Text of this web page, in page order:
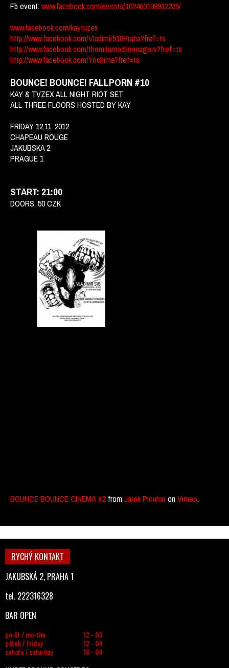
Fb event:www.facebook.com/events/102460109912235/
www.facebook.com/kaytuzex
http://www.facebook.com/Vladimir518Praha?fref=ts
http://www.facebook.com/themdarnedteenagers?fref=ts
http://www.facebook.com/Yochima?fref=ts
BOUNCE! BOUNCE! FALLPORN #10
KAY & TVZEX ALL NIGHT RIOT SET
ALL THREE FLOORS HOSTED BY KAY
FRIDAY 12.11. 2012
CHAPEAU ROUGE
JAKUBSKA 2
PRAGUE 1
START: 21:00
DOORS: 50 CZK
BOUNCE BOUNCE CINEMA #2fromJarek PlouharonVimeo.
RYCHÝ KONTAKT
JAKUBSKÁ 2, PRAHA 1
tel. 222316328
BAR OPEN
po-čt / mo-thu
12 - 03
pátek / friday
12 - 04
sobota / saturday
16 - 04